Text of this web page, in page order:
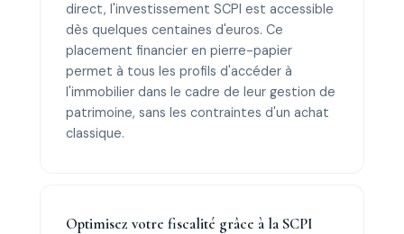
direct, l'investissement SCPI est accessible
dès quelques centaines d'euros. Ce
placement financier en pierre-papier
permet à tous les profils d'accéder à
l'immobilier dans le cadre de leur gestion de
patrimoine, sans les contraintes d'un achat
classique.
Optimisez votre fiscalité grâce à la SCPI